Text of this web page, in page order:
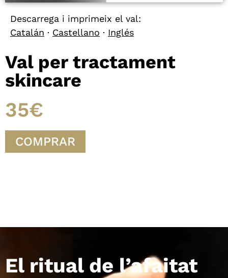
Descarrega i imprimeix el val:
Catalán · Castellano · Inglés
Val per tractament
skincare
35€
COMPRAR
El ritual de l’afaitat